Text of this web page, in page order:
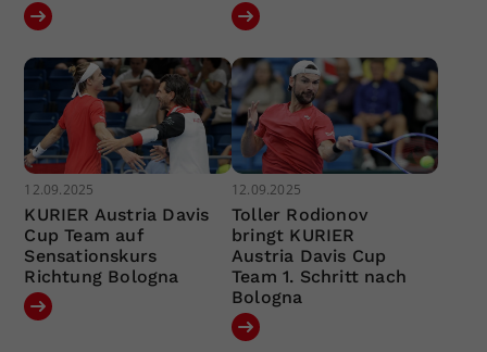
12.09.2025
KURIER Austria Davis
Cup Team auf
Sensationskurs
Richtung Bologna
12.09.2025
Toller Rodionov
bringt KURIER
Austria Davis Cup
Team 1. Schritt nach
Bologna